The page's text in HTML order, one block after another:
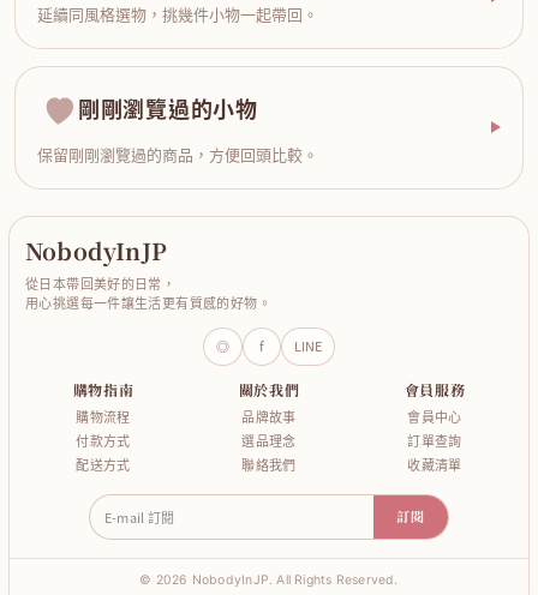
延續同風格選物，挑幾件小物一起帶回。
剛剛瀏覽過的小物
保留剛剛瀏覽過的商品，方便回頭比較。
NobodyInJP
從日本帶回美好的日常，
用心挑選每一件讓生活更有質感的好物。
◎ f LINE
購物指南
購物流程
付款方式
配送方式
關於我們
品牌故事
選品理念
聯絡我們
會員服務
會員中心
訂單查詢
收藏清單
E-mail 訂閱 訂閱
© 2026 NobodyInJP. All Rights Reserved.